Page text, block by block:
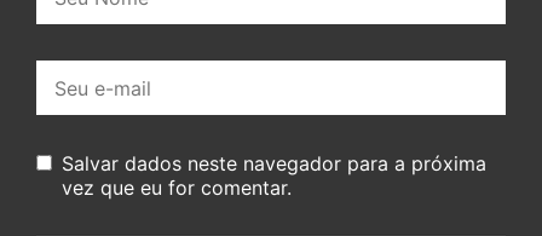
mail:
Salvar dados neste navegador para a próxima
vez que eu for comentar.